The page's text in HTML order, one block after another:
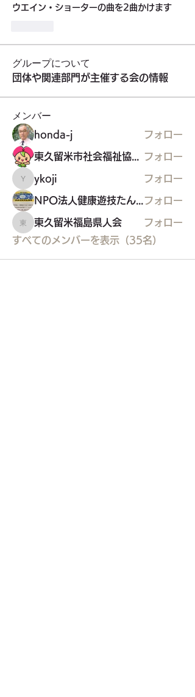
ウエイン・ショーターの曲を2曲かけます
グループについて
団体や関連部門が主催する会の情報
メンバー
honda-j フォロー
フォロー
ykoji
ykoji フォロー
フォロー
東久留米福島県人会
東久留米福島県人会
フォロー
すべてのメンバーを表示（35名）